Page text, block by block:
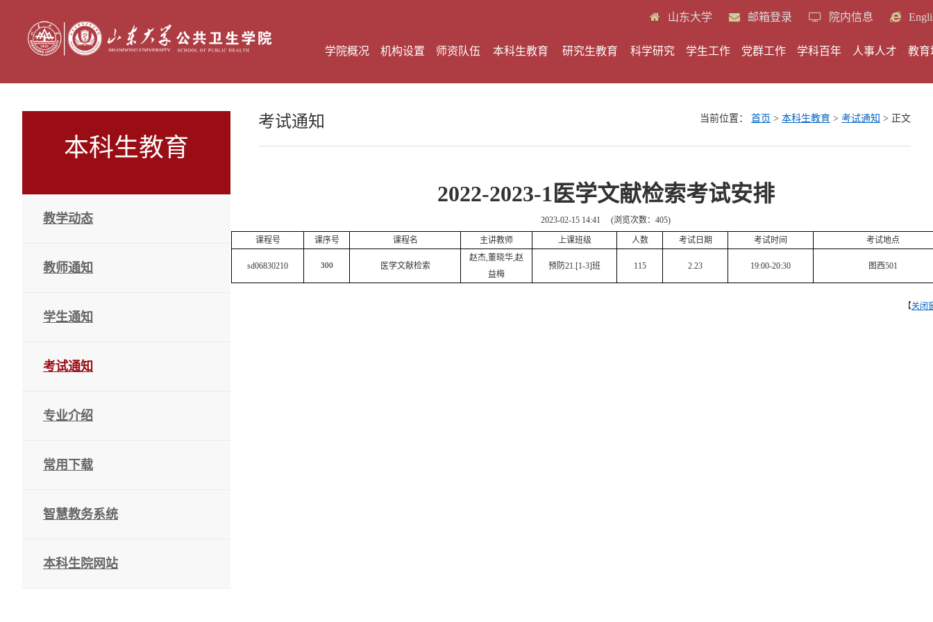
山东大学 邮箱登录 院内信息
学院概况 机构设置 师资队伍 本科生教育 研究生教育 科学研究 学生工作 党群工作 学科百年 人事人才 教育
本科生教育
教学动态
教师通知
学生通知
考试通知
专业介绍
常用下载
智慧教务系统
本科生院网站
考试通知 当前位置： 首页 > 本科生教育> 考试通知 > 正文
2022-2023-1医学文献检索考试安排
2023-02-15 14:41 (浏览次数： 405)
课程号 课序号 课程名 主讲教师 上课班级 人数 考试日期 考试时间 考试地点
sd06830210 300 医学文献检索
赵杰,董晓华,赵
益梅
预防21.[1-3]班 115 2.23 19:00-20:30 图西501
【关闭